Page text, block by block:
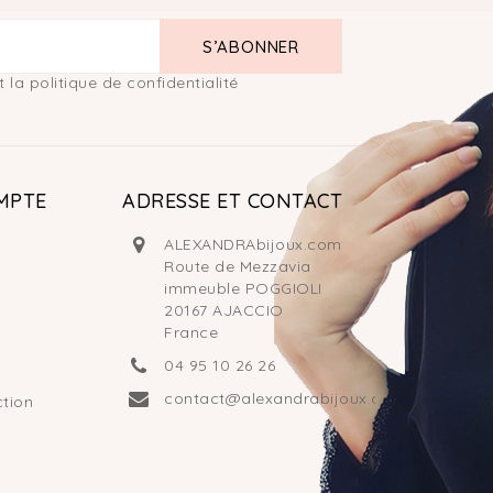
la politique de confidentialité
ADRESSE ET CONTACT
ALEXANDRAbijoux.com
Route de Mezzavia
immeuble POGGIOLI
20167 AJACCIO
France
04 95 10 26 26
contact@alexandrabijoux.com